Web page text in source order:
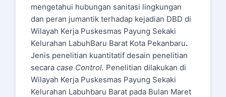
mengetahui hubungan sanitasi lingkungan
dan peran jumantik terhadap kejadian DBD di
Wilayah Kerja Puskesmas Payung Sekaki
Kelurahan LabuhBaru Barat Kota Pekanbaru.
Jenis penelitian kuantitatif desain penelitian
secara case Control. Penelitian dilakukan di
Wilayah Kerja Puskesmas Payung Sekaki
Kelurahan Labuhbaru Barat pada Bulan Maret